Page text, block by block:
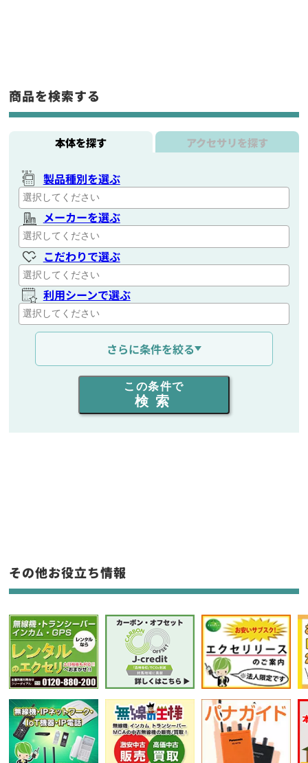
商品を検索する
本体を探す アクセサリを探す
製品種別を選ぶ
メーカーを選ぶ
こだわりで選ぶ
利用シーンで選ぶ
通信距離を選ぶ
出力を選ぶ
同時通話人数を選ぶ
フリーワード入力(製品名等)
選択条件をリセット
さらに条件を絞る
この条件で
検索
その他お役立ち情報